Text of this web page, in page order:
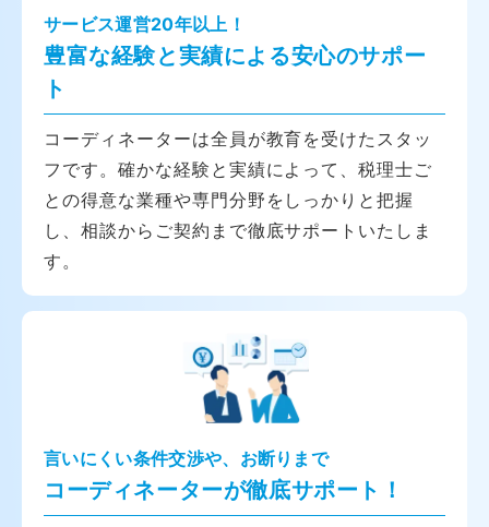
サービス運営20年以上！
豊富な経験と実績による安心のサポー
ト
コーディネーターは全員が教育を受けたスタッ
フです。確かな経験と実績によって、税理士ご
との得意な業種や専門分野をしっかりと把握
し、相談からご契約まで徹底サポートいたしま
す。
言いにくい条件交渉や、お断りまで
コーディネーターが徹底サポート！